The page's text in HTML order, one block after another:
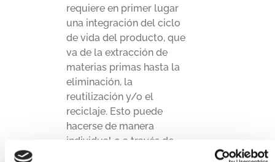
requiere en primer lugar
una integración del ciclo
de vida del producto, que
va de la extracción de
materias primas hasta la
eliminación, la
reutilización y/o el
reciclaje. Esto puede
hacerse de manera
individual o a través de